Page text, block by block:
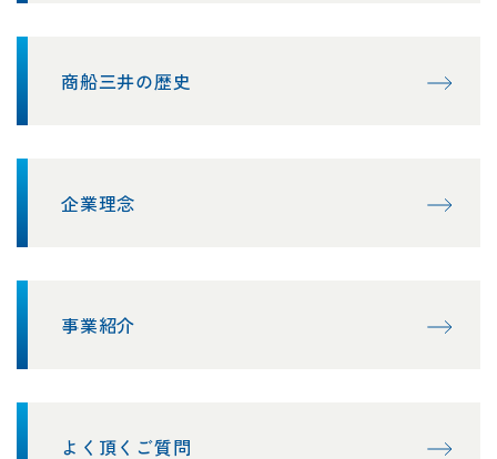
商船三井の歴史
企業理念
事業紹介
よく頂くご質問